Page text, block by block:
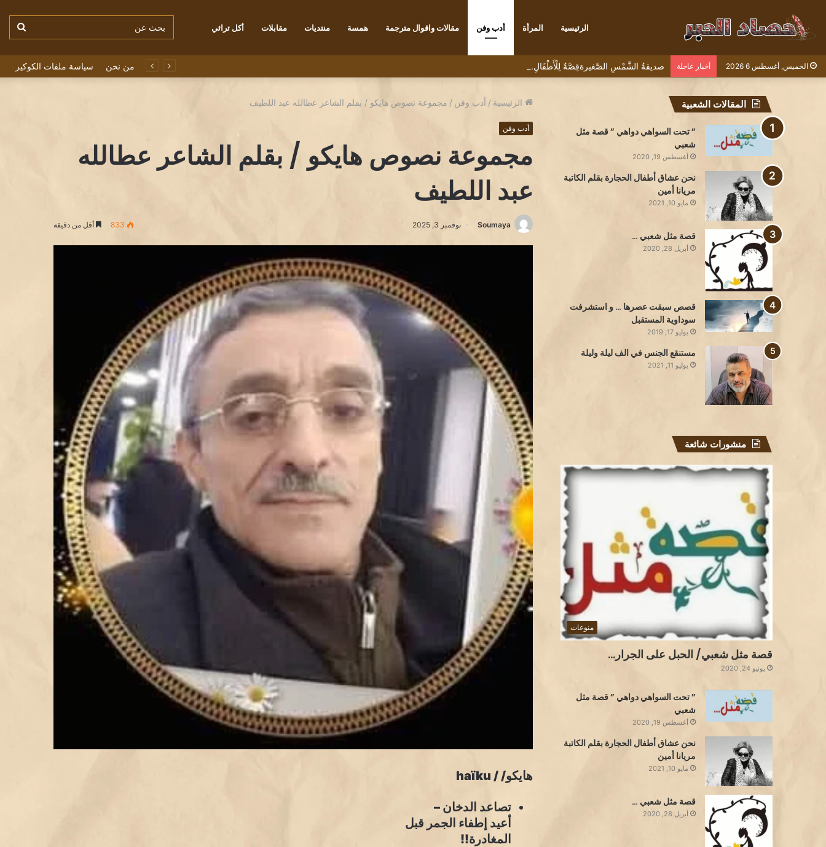
الرئيسية المرأة أدب وفن مقالات واقوال مترجمة همسة منتديات مقابلات أكل تراثي بحث
الخميس, أغسطس 6 2026 أخبار عاجلة صديقةُ الشَّمْسِ الصَّغيرةقِصَّةٌ لِلْأَطْفَالِ../ بقلم الكاتب رضا يونس من نحن سياسة ملفات الكوكيز
الرئيسية / أدب وفن / مجموعة نصوص هايكو / بقلم الشاعر عطالله عبد اللطيف
أدب وفن
مجموعة نصوص هايكو / بقلم الشاعر عطالله
عبد اللطيف
Soumaya نوفمبر 3, 2025 833 أقل من دقيقة
هايكو/ / haïku
تصاعد الدخان –
أعيد إطفاء الجمر قبل
المغادرة!!
المقالات الشعبية
” تحت السواهي دواهي ” قصة مثل
شعبي
أغسطس 19, 2020
نحن عشاق أطفال الحجارة بقلم الكاتبة
مريانا أمين
مايو 10, 2021
قصة مثل شعبي …
أبريل 28, 2020
قصص سبقت عصرها … و استشرفت
سوداوية المستقبل
يوليو 17, 2019
مستنقع الجنس في الف ليلة وليلة
يوليو 11, 2021
منشورات شائعة
منوعات
قصة مثل شعبي/ الحبل على الجرار…
يونيو 24, 2020
” تحت السواهي دواهي ” قصة مثل
شعبي
أغسطس 19, 2020
نحن عشاق أطفال الحجارة بقلم الكاتبة
مريانا أمين
مايو 10, 2021
قصة مثل شعبي …
أبريل 28, 2020